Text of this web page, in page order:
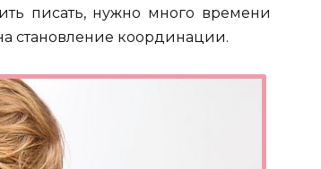
писать, нужно много времени
становление координации.